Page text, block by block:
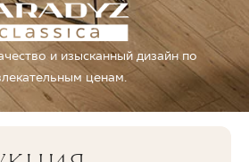
и изысканный дизайн по
ценам.